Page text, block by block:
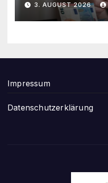
3. AUGUST 2026
Impressum
Datenschutzerklärung